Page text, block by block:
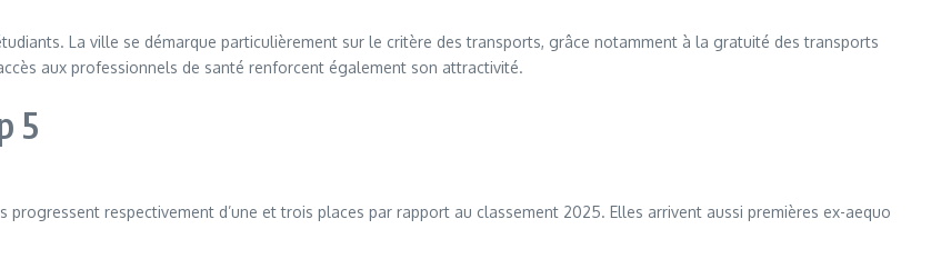
La ville se démarque particulièrement sur le critère des transports, grâce notamment à la gratuité des transports
aux professionnels de santé renforcent également son attractivité.
5
respectivement d’une et trois places par rapport au classement 2025. Elles arrivent aussi premières ex-aequo